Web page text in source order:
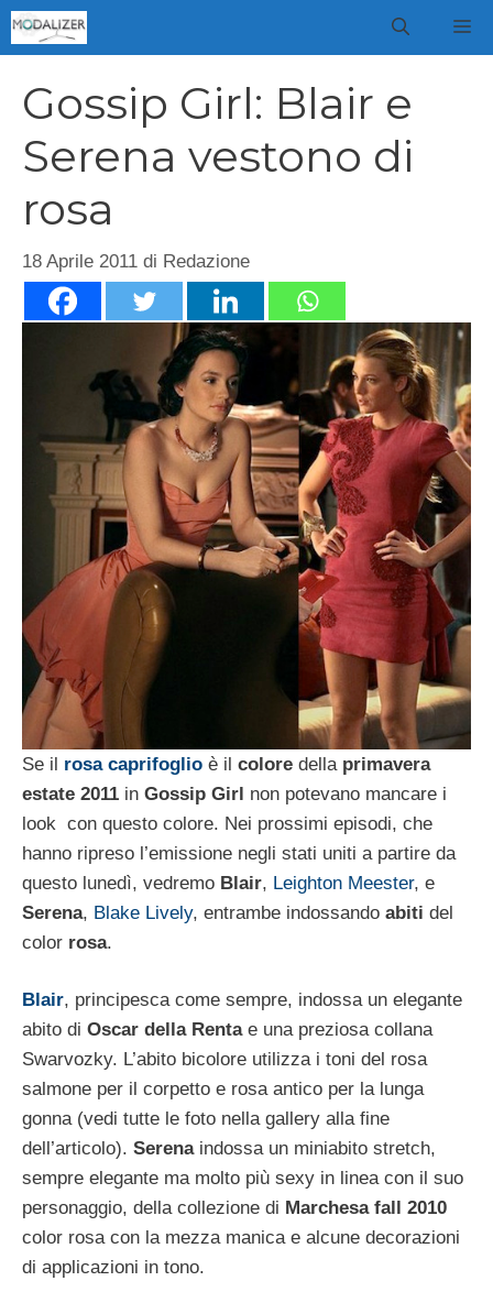
Vai
al
Gossip Girl: Blair e
Serena vestono di
rosa
18 Aprile 2011 di Redazione
Se il rosa caprifoglio è il colore della primavera
estate 2011 in Gossip Girl non potevano mancare i
look con questo colore. Nei prossimi episodi, che
hanno ripreso l’emissione negli stati uniti a partire da
questo lunedì, vedremo Blair, Leighton Meester, e
Serena, Blake Lively, entrambe indossando abiti del
color rosa.
Blair, principesca come sempre, indossa un elegante
abito di Oscar della Rentae una preziosa collana
Swarvozky. L’abito bicolore utilizza i toni del rosa
salmone per il corpetto e rosa antico per la lunga
gonna (vedi tutte le foto nella gallery alla fine
dell’articolo). Serena indossa un miniabito stretch,
sempre elegante ma molto più sexy in linea con il suo
personaggio, della collezione di Marchesa fall 2010
color rosa con la mezza manica e alcune decorazioni
di applicazioni in tono.